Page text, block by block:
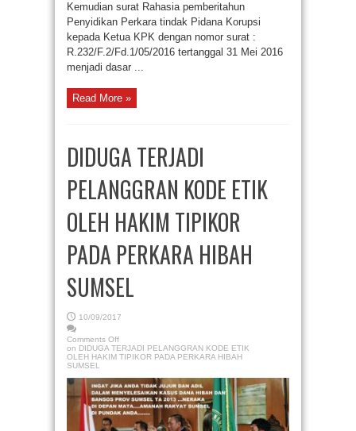
Kemudian surat Rahasia pemberitahun
Penyidikan Perkara tindak Pidana Korupsi
kepada Ketua KPK dengan nomor surat :
R.232/F.2/Fd.1/05/2016 tertanggal 31 Mei 2016
menjadi dasar ...
Read More »
DIDUGA TERJADI
PELANGGRAN KODE ETIK
OLEH HAKIM TIPIKOR
PADA PERKARA HIBAH
SUMSEL
10/09/2017
Comments Off
on DIDUGA TERJADI PELANGGRAN KODE ETIK
OLEH HAKIM TIPIKOR PADA PERKARA HIBAH
SUMSEL